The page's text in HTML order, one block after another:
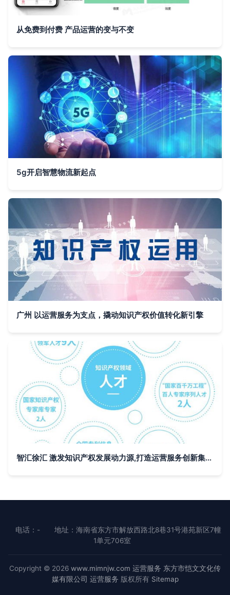
从免费到付费 产品运营的变与不变
5g开启智慧物流新起点
广州 以运营服务为支点，撬动知识产权价值转化新引擎
智汇徐汇 激发知识产权发展动力源,打造运营服务创新集聚区
电话：-
地址：海南省东方市解放西路北8巷31号港苑新区7幢
1单元706室
Copyright © 2026 www.mimnjw.com 运营服务 东方市恺文文化传
媒有限公司 运营服务 版权所有 Sitemap